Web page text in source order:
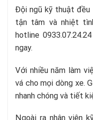
Đội ngũ kỹ thuật đều
tận tâm và nhiệt
hotline
ngay.
Với nhiều năm làm
vá cho mọi dòng xe.
nhanh chóng và tiết
Ngoài ra nhân viên